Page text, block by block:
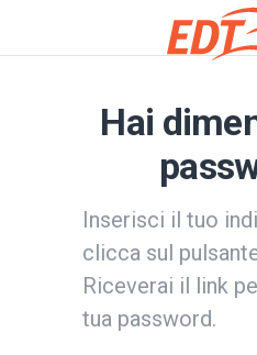
Hai
Inserisci il tuo
clicca sul
Riceverai il link
tua password.